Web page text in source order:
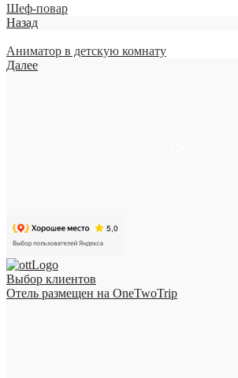
Шеф-повар
Назад
Аниматор в детскую комнату
Далее
Выбор клиентов
Отель размещен на OneTwoTrip